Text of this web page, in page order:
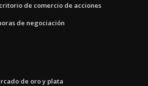
de comercio de acciones
de negociación
de oro y plata